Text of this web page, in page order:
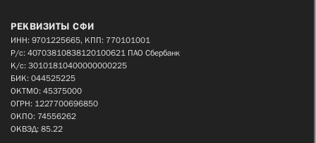
РЕКВИЗИТЫ СФИ
ИНН: 9701225665, КПП: 770101001
Р/с: 40703810838120100621 ПАО Сбербанк
К/с: 30101810400000000225
БИК: 044525225
ОКТМО: 45375000
ОГРН: 1227700696850
ОКПО: 74556262
ОКВЭД: 85.22